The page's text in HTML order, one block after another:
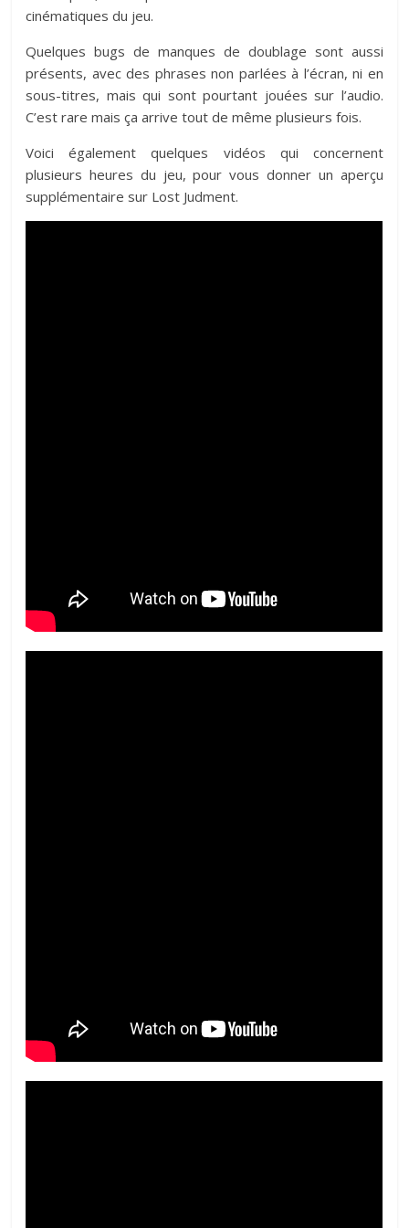
cinématiques du jeu.
Quelques bugs de manques de doublage sont aussi
présents, avec des phrases non parlées à l’écran, ni en
sous-titres, mais qui sont pourtant jouées sur l’audio.
C’est rare mais ça arrive tout de même plusieurs fois.
Voici également quelques vidéos qui concernent
plusieurs heures du jeu, pour vous donner un aperçu
supplémentaire sur Lost Judment.